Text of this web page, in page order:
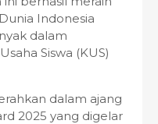
Indonesia
dalam
Siswa (KUS)
dalam ajang
2025 yang digelar